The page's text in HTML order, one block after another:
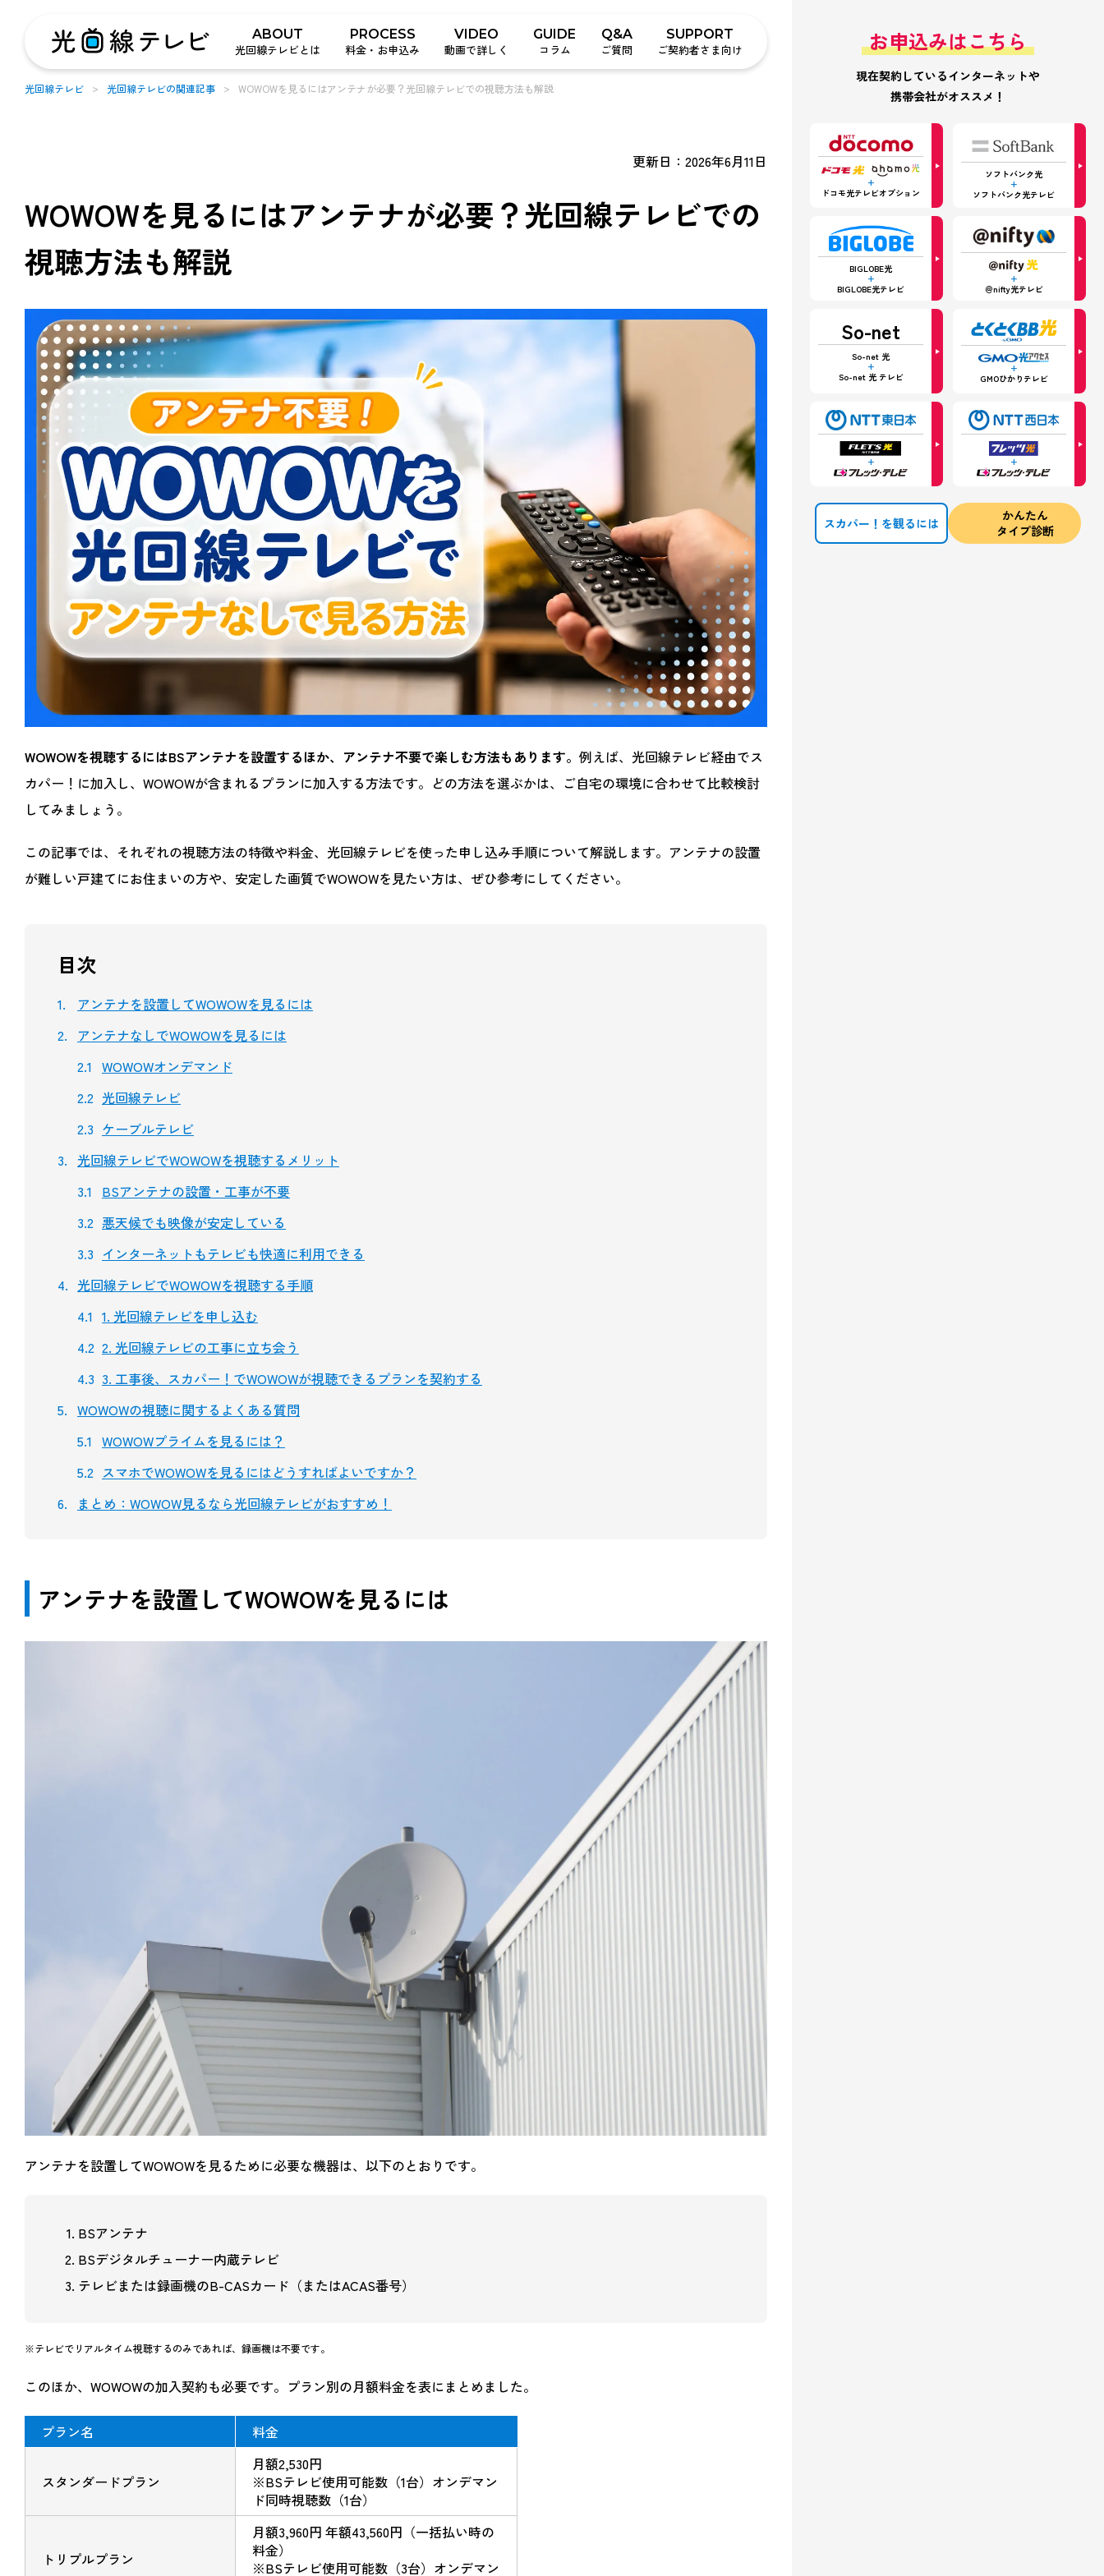
ABOUT
光回線テレビとは
PROCESS
料金・お申込み
VIDEO
動画で詳しく
GUIDE
コラム
Q&A
ご質問
SUPPORT
ご契約者さま向け
光回線テレビ 光回線テレビの関連記事 WOWOWを見るにはアンテナが必要？光回線テレビでの視聴方法も解説
更新日：2026年6月11日
WOWOWを見るにはアンテナが必要？光回線テレビでの
視聴方法も解説
WOWOWを視聴するにはBSアンテナを設置するほか、アンテナ不要で楽しむ方法もあります。 例えば、光回線テレビ経由でス
カパー！に加入し、WOWOWが含まれるプランに加入する方法です。どの方法を選ぶかは、ご自宅の環境に合わせて比較検討
してみましょう。
この記事では、それぞれの視聴方法の特徴や料金、光回線テレビを使った申し込み手順について解説します。アンテナの設置
が難しい戸建てにお住まいの方や、安定した画質でWOWOWを見たい方は、ぜひ参考にしてください。
目次
アンテナを設置してWOWOWを見るには
アンテナなしでWOWOWを見るには
WOWOWオンデマンド
光回線テレビ
ケーブルテレビ
光回線テレビでWOWOWを視聴するメリット
BSアンテナの設置・工事が不要
悪天候でも映像が安定している
インターネットもテレビも快適に利用できる
光回線テレビでWOWOWを視聴する手順
1. 光回線テレビを申し込む
2. 光回線テレビの工事に立ち会う
3. 工事後、スカパー！でWOWOWが視聴できるプランを契約する
WOWOWの視聴に関するよくある質問
WOWOWプライムを見るには？
スマホでWOWOWを見るにはどうすればよいですか？
まとめ：WOWOW見るなら光回線テレビがおすすめ！
アンテナを設置してWOWOWを見るには
アンテナを設置してWOWOWを見るために必要な機器は、以下のとおりです。
BSアンテナ
BSデジタルチューナー内蔵テレビ
テレビまたは録画機のB-CASカード（またはACAS番号）
※テレビでリアルタイム視聴するのみであれば、録画機は不要です。
このほか、WOWOWの加入契約も必要です。プラン別の月額料金を表にまとめました。
プラン名 料金
スタンダードプラン
月額2,530円
※BSテレビ使用可能数（1台）オンデマン
ド同時視聴数（1台）
トリプルプラン
月額3,960円 年額43,560円（一括払い時の
料金）
※BSテレビ使用可能数（3台）オンデマン
お申込みはこちら
現在契約しているインターネットや
携帯会社がオススメ！
+
ドコモ光テレビオプション
ソフトバンク光
+
ソフトバンク光テレビ
BIGLOBE光
+
BIGLOBE光テレビ
+
＠nifty光テレビ
So-net
So-net 光
+
So-net 光 テレビ
+
GMOひかりテレビ
+ +
スカパー！を観るには
かんたん
タイプ診断